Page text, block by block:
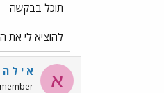
תוכל בבקשה
להוציא לי את
א א י ל ה